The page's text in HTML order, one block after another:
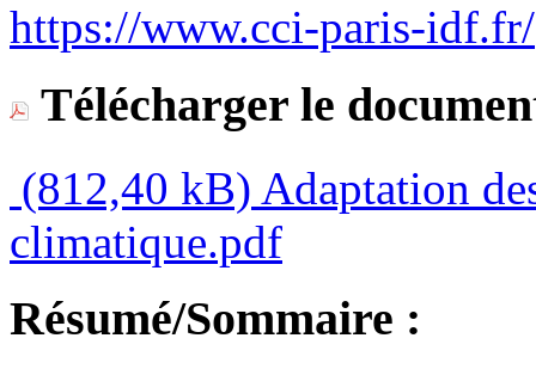
https://www.cci-paris-idf.fr/
Télécharger le
(812,40 kB) Adaptation
climatique.pdf
Résumé/Sommaire :